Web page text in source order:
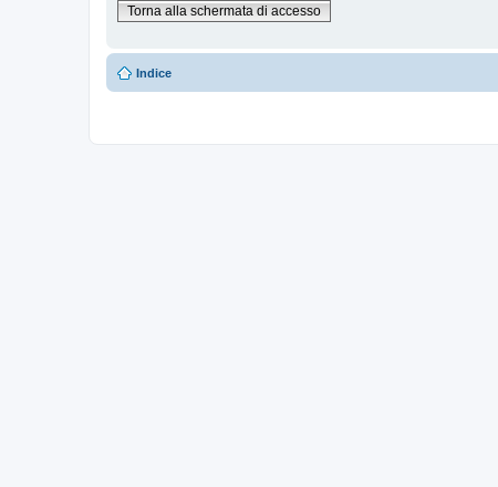
Torna alla schermata di accesso
Indice